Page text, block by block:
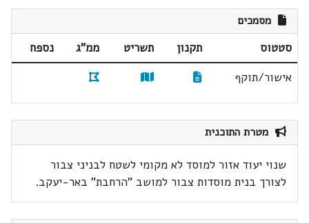
מסמכים
סטטוס תקנון תשריט ממ"ג
נספח
אישור/תוקף
מטרת התוכנית
שנוי יעוד אזור למוסד לא מקומי לשטח לבניני צבור
לצורך בנית מוסדות צבור למושב "הרחבת" באר-יעקב.